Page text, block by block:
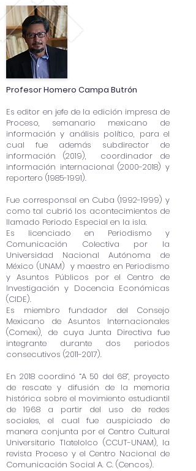
Profesor Homero Campa Butrón
Es editor en jefe de la edición impresa de
Proceso, semanario mexicano de
información y análisis político, para el
cual fue además subdirector de
información (2019), coordinador de
información internacional(2000-2018) y
reportero (1985-1991).
Fue corresponsal en Cuba(1992-1999) y
como tal cubrió los acontecimientos de
llamado Periodo Especial en la isla.
Es licenciado en Periodismo y
Comunicación Colectiva por la
Universidad Nacional Autónoma de
México (UNAM) y maestro en Periodismo
y Asuntos Públicos por el Centro de
Investigación y Docencia Económicas
(CIDE).
Es miembro fundador del Consejo
Mexicano de Asuntos Internacionales
(Comexi), de cuya Junta Directiva fue
integrante durante dos periodos
consecutivos (2011-2017).
En 2018 coordinó “A 50 del 68”, proyecto
de rescate y difusión de la memoria
histórica sobre el movimiento estudiantil
de 1968 a partir del uso de redes
sociales, el cual fue auspiciado de
manera conjunta por el Centro Cultural
Universitario Tlatelolco (CCUT-UNAM), la
revista Proceso y el Centro Nacional de
Comunicación Social A. C. (Cencos).